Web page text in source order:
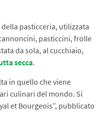
pasticceria, utilizzata
pasticcini, frolle
da sola, al cucchiaio,
secca.
in quello che viene
culinari del mondo. Si
et Bourgeois”, pubblicato